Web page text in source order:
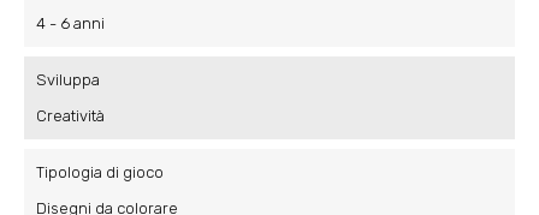
4 - 6 anni
Sviluppa
Creatività
Tipologia di gioco
Disegni da colorare